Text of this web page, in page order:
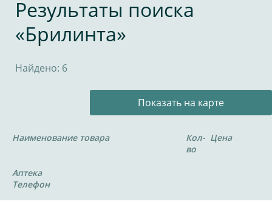
Результаты поиска
«Брилинта»
Найдено: 6
Показать на карте
Наименование товара
Кол-
во
Цена
Аптека
Телефон